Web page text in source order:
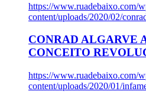
https://www.ruadebaixo.com/
content/uploads/2020/02/
CONRAD ALGARVE
CONCEITO
https://www.ruadebaixo.com/
content/uploads/2020/01/